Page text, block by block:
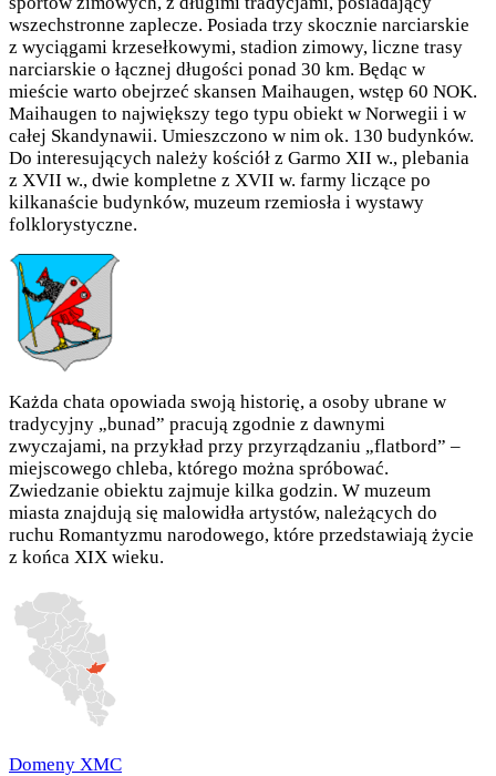
wszechstronne zaplecze. Posiada trzy skocznie narciarskie
z wyciągami krzesełkowymi, stadion zimowy, liczne trasy
narciarskie o łącznej długości ponad 30 km. Będąc w
mieście warto obejrzeć skansen Maihaugen, wstęp 60 NOK.
Maihaugen to największy tego typu obiekt w Norwegii i w
całej Skandynawii. Umieszczono w nim ok. 130 budynków.
Do interesujących należy kościół z Garmo XII w., plebania
z XVII w., dwie kompletne z XVII w. farmy liczące po
kilkanaście budynków, muzeum rzemiosła i wystawy
folklorystyczne.
Każda chata opowiada swoją historię, a osoby ubrane w
tradycyjny „bunad” pracują zgodnie z dawnymi
zwyczajami, na przykład przy przyrządzaniu „flatbord” –
miejscowego chleba, którego można spróbować.
Zwiedzanie obiektu zajmuje kilka godzin. W muzeum
miasta znajdują się malowidła artystów, należących do
ruchu Romantyzmu narodowego, które przedstawiają życie
z końca XIX wieku.
Domeny XMC